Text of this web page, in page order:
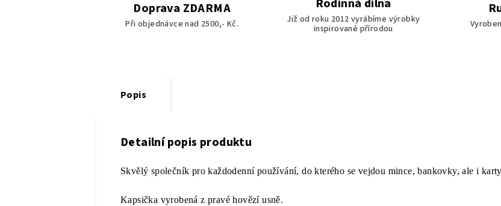
Doprava ZDARMA
Při objednávce nad 2500,- Kč.
Rodinná dílna
Již od roku 2012 vyrábíme výrobky
inspirované přírodou
Popis
Detailní popis produktu
Skvělý společník pro každodenní používání, do kterého se vejdou mince, bankovky, ale i
Kapsička vyrobená z pravé hovězí usně.